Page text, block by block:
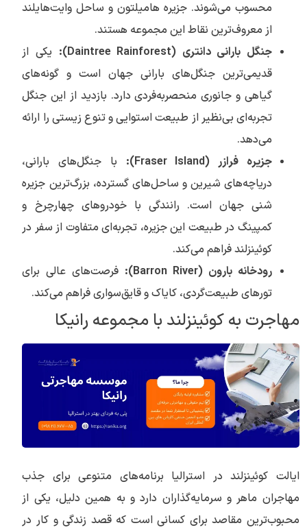
محسوب می‌شوند. جزیره هامیلتون و ساحل وایت‌هایلند
از معروف‌ترین نقاط این مجموعه هستند.
جنگل بارانی دانتری (Daintree Rainforest
):یکی از
قدیمی‌ترین جنگل‌های بارانی جهان است و گونه‌های
گیاهی و جانوری منحصربه‌فردی دارد. بازدید از این جنگل
تجربه‌ای بی‌نظیر از طبیعت استوایی و تنوع زیستی را ارائه
می‌دهد.
جزیره فرازر (Fraser Island
):با جنگل‌های بارانی،
دریاچه‌های شیرین و ساحل‌های گسترده، بزرگ‌ترین جزیره
شنی جهان است. رانندگی با خودروهای چهارچرخ و
کمپینگ در طبیعت این جزیره، تجربه‌ای متفاوت از سفر در
کوئینزلند فراهم می‌کند.
رودخانه بارون (Barron River
):فرصت‌های عالی برای
تورهای طبیعت‌گردی، کایاک و قایق‌سواری فراهم می‌کند.
مهاجرت به کوئینزلند با مجموعه رانیکا
ایالت کوئینزلند در استرالیا برنامه‌های متنوعی برای جذب
مهاجران ماهر و سرمایه‌گذاران دارد و به همین دلیل، یکی از
محبوب‌ترین مقاصد برای کسانی است که قصد زندگی و کار در